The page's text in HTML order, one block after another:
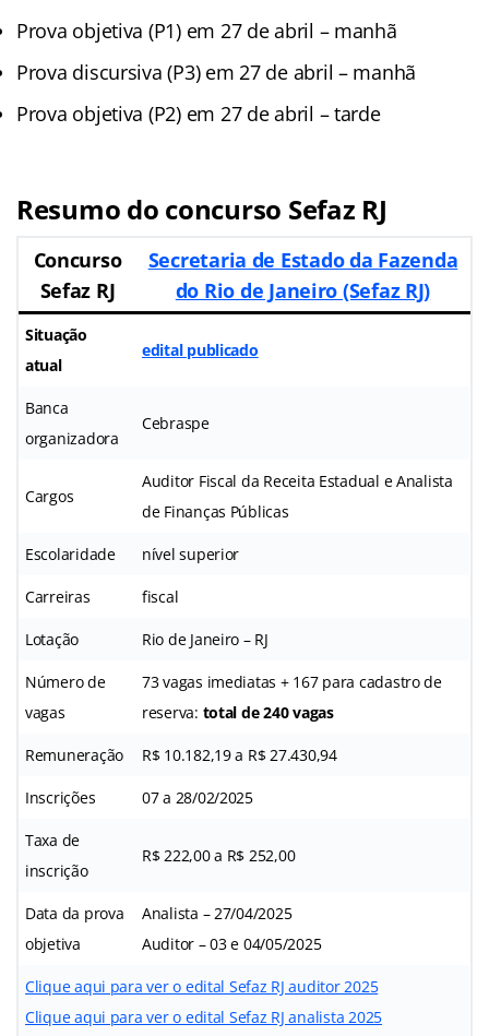
Prova objetiva (P1) em 27 de abril – manhã
Prova discursiva (P3) em 27 de abril – manhã
Prova objetiva (P2) em 27 de abril – tarde
Resumo do concurso Sefaz RJ
Concurso
Sefaz RJ
Secretaria de Estado da Fazenda
do Rio de Janeiro (Sefaz RJ)
Situação
atual
edital publicado
Banca
organizadora
Cebraspe
Cargos
Auditor Fiscal da Receita Estadual e Analista
de Finanças Públicas
Escolaridade nível superior
Carreiras fiscal
Lotação Rio de Janeiro – RJ
Número de
vagas
73 vagas imediatas + 167 para cadastro de
reserva: total de 240 vagas
Remuneração R$ 10.182,19 a R$ 27.430,94
Inscrições 07 a 28/02/2025
Taxa de
inscrição
R$ 222,00 a R$ 252,00
Data da prova
objetiva
Analista – 27/04/2025
Auditor – 03 e 04/05/2025
Clique aqui para ver o edital Sefaz RJ auditor 2025
Clique aqui para ver o edital Sefaz RJ analista 2025